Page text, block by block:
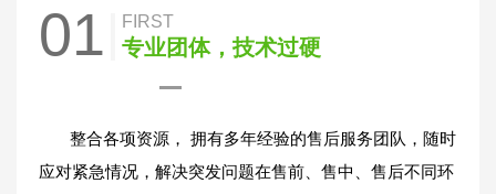
01 FIRST
专业团体，技术过硬
整合各项资源， 拥有多年经验的售后服务团队， 随时
应对紧急情况，解决突发问题在售前、售中、售后不同环